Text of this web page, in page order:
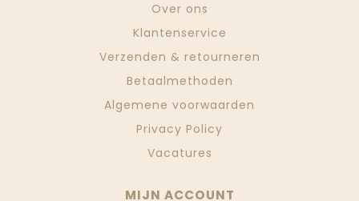
Over ons
Klantenservice
Verzenden & retourneren
Betaalmethoden
Algemene voorwaarden
Privacy Policy
Vacatures
MIJN ACCOUNT